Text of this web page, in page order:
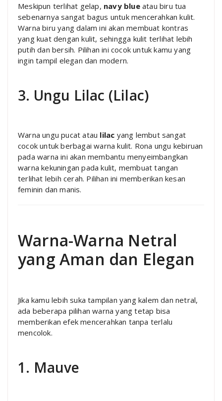
Meskipun terlihat gelap, navy blueatau biru tua
sebenarnya sangat bagus untuk mencerahkan kulit.
Warna biru yang dalam ini akan membuat kontras
yang kuat dengan kulit, sehingga kulit terlihat lebih
putih dan bersih. Pilihan ini cocok untuk kamu yang
ingin tampil elegan dan modern.
3. Ungu Lilac (Lilac)
Warna ungu pucat atau lilac yang lembut sangat
cocok untuk berbagai warna kulit. Rona ungu kebiruan
pada warna ini akan membantu menyeimbangkan
warna kekuningan pada kulit, membuat tangan
terlihat lebih cerah. Pilihan ini memberikan kesan
feminin dan manis.
Warna-Warna Netral
yang Aman dan Elegan
Jika kamu lebih suka tampilan yang kalem dan netral,
ada beberapa pilihan warna yang tetap bisa
memberikan efek mencerahkan tanpa terlalu
mencolok.
1. Mauve